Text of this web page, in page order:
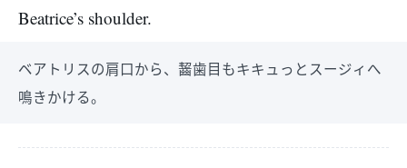
Beatrice’s shoulder.
ベアトリスの肩口から、齧歯目もキキュっとスージィへ
鳴きかける。